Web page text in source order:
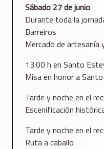
Sábado 27 de junio
Durante toda la
Barreiros
Mercado de
13:00 h en Santo
Misa en honor a
Tarde y noche en el
Escenificación
Tarde y noche en el
Ruta a caballo